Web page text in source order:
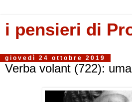
i pensieri di
giovedì 24 ottobre 2019
Verba volant (722):